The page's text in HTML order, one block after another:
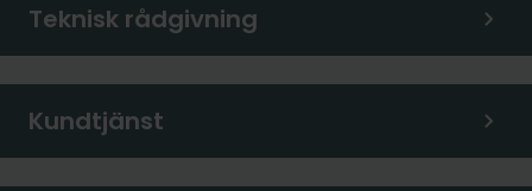
Teknisk rådgivning
Kundtjänst